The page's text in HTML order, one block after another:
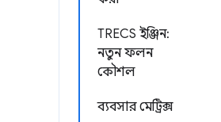
TRECS ইঞ্জিন:
নতুন ফলন
কৌশল
ব্যবসার মেট্রিক্স